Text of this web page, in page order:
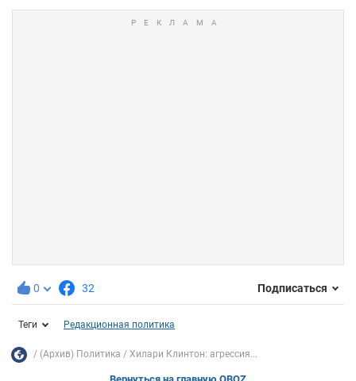
0 32 Подписаться
Теги Редакционная политика
(Архив) Политика Хилари Клинтон: агрессия...